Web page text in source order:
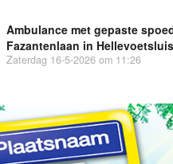
Ambulance met gepaste
Fazantenlaan in Hellevoetsluis
Zaterdag 16-5-2026 om 11:26